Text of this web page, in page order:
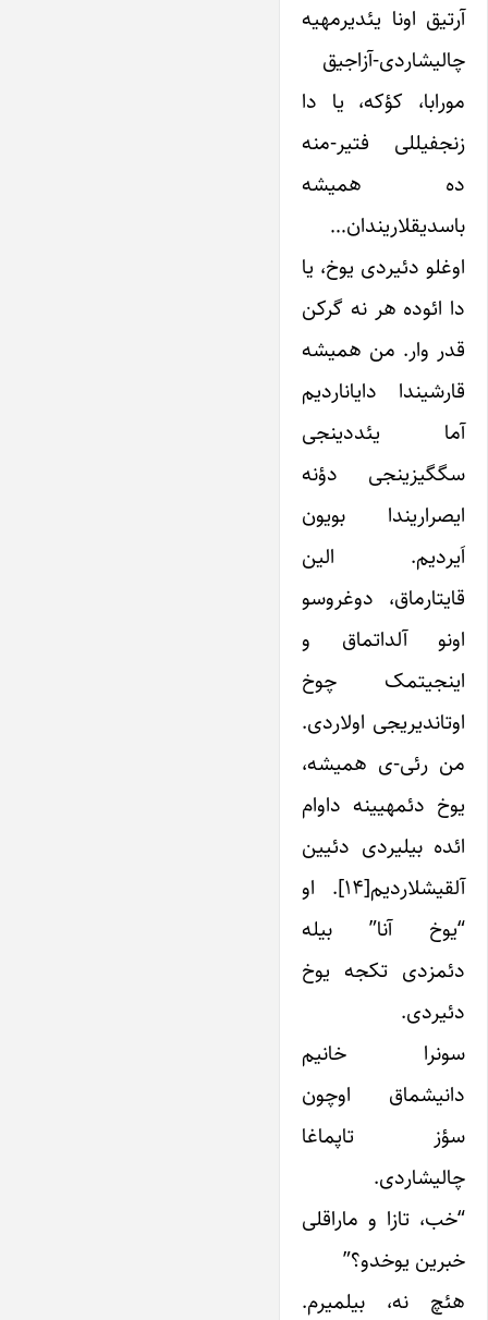
آرتیق اونا یئدیرمه­یه
چالیشاردی-آزاجیق
مورابا، کؤکه، یا دا
زنجفیللی فتیر-منه
ده همیشه
باسدیقلاریندان…
اوغلو دئیردی یوخ، یا
دا ائوده هر نه گرکن
قدر وار. من همیشه
قارشیندا دایاناردیم
آما یئددینجی
سگگیزینجی دؤنه
ایصراریندا بویون
اَیردیم. الین
قایتارماق، دوغروسو
اونو آلداتماق و
اینجیتمک چوخ
اوتاندیریجی اولاردی.
من رئی-ی همیشه،
یوخ دئمه­یینه داوام
ائده بیلیردی دئیین
آلقیشلاردیم[۱۴]. او
“یوخ آنا” بیله
دئمزدی تکجه یوخ
دئیردی.
سونرا خانیم
دانیشماق اوچون
سؤز تاپماغا
چالیشاردی.
“خب، تازا و ماراقلی
خبرین یوخدو؟”
هئچ نه، بیلمیرم.